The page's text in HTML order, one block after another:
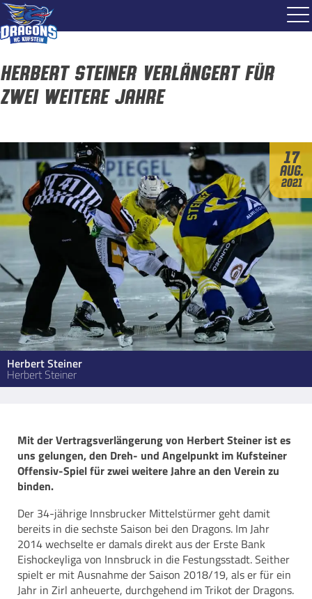
Herbert Steiner verlängert für
zwei weitere Jahre
17
Aug.
2021
Herbert Steiner
Herbert Steiner
Mit der Vertragsverlängerung von Herbert Steiner ist es
uns gelungen, den Dreh- und Angelpunkt im Kufsteiner
Offensiv-Spiel für zwei weitere Jahre an den Verein zu
binden.
Der 34-jährige Innsbrucker Mittelstürmer geht damit
bereits in die sechste Saison bei den Dragons. Im Jahr
2014 wechselte er damals direkt aus der Erste Bank
Eishockeyliga von Innsbruck in die Festungsstadt. Seither
spielt er mit Ausnahme der Saison 2018/19, als er für ein
Jahr in Zirl anheuerte, durchgehend im Trikot der Dragons.